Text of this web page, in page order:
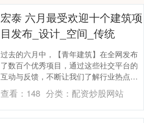
宏泰 六月最受欢迎十个建筑项
目发布_设计_空间_传统
过去的六月中，【青年建筑】在全网发布
了数百个优秀项目，通过这些社交平台的
互动与反馈，不断让我们了解行业热点与
设计趋势。今天，我们整理了六月份在
【青年建筑】各个平....
查看： 148 分类： 配资炒股网站